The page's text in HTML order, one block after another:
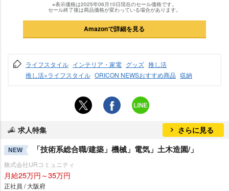
※表示価格は2025年06月10日現在のセール価格です。
セール終了後は商品価格が変わっている場合があります。
Amazonで詳細を見る
ライフスタイル インテリア・家電 グッズ 推し活
推し活×ライフスタイル ORICON NEWSおすすめ商品 収納
求人特集 さらに見る
NEW 「技術系総合職/建築」機械」電気」土木造園/」
株式会社URコミュニティ
月給25万円～35万円
正社員 / 大阪府